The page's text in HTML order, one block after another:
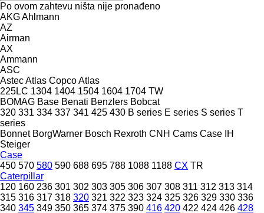
Po ovom zahtevu ništa nije pronađeno
AKGAhlmann
AZ
Airman
AX
Ammann
ASC
AstecAtlas CopcoAtlas
225LC 1304 1404 1504 1604 1704 TW
BOMAG Base Benati Benzlers Bobcat
320 331 334 337 341 425 430 B series E series S series T
series
Bonnet BorgWarner Bosch Rexroth CNH Cams Case IH
Steiger
Case
450 570 580 590 688 695 788 1088 1188 CX TR
Caterpillar
120 160 236 301 302 303 305 306 307 308 311 312 313 314
315 316 317 318 320 321 322 323 324 325 326 329 330 336
340 345 349 350 365 374 375 390 416 420 422 424 426 428